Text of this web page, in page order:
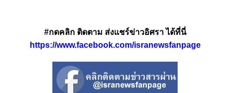
#กดคลิก ติดตาม ส่งแชร์ข่าวอิศรา ได้ที่นี่
https://www.facebook.com/isranewsfanpage